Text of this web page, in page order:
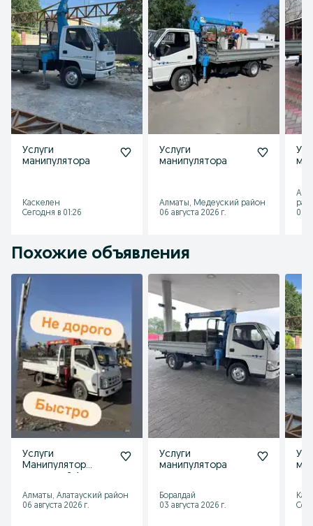
Услуги
манипулятора
Каскелен
Сегодня в 01:26
Услуги
манипулятора
Алматы, Медеуский район
06 августа 2026 г.
06
Похожие объявления
Услуги
Манипулятор
Алматы, Алатауский район
06 августа 2026 г.
Услуги
манипулятора
Боралдай
03 августа 2026 г.